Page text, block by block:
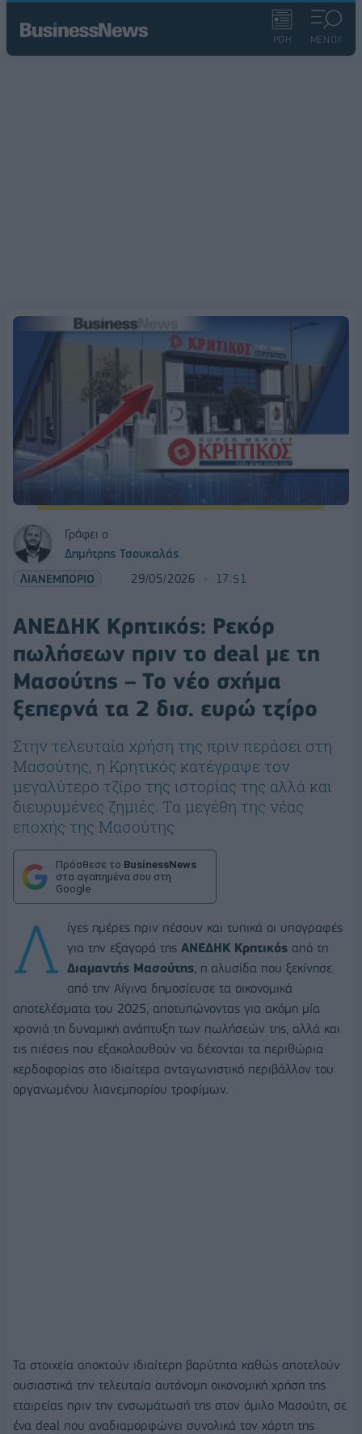
ΡΟΗ ΜΕΝΟΥ
Γράφει ο
Δημήτρης Τσουκαλάς
ΛΙΑΝΕΜΠΟΡΙΟ 29/05/2026 17:51
ΑΝΕΔΗΚ Κρητικός: Ρεκόρ
πωλήσεων πριν το deal με τη
Μασούτης – Το νέο σχήμα
ξεπερνά τα 2 δισ. ευρώ τζίρο
Στην τελευταία χρήση της πριν περάσει στη
Μασούτης, η Κρητικός κατέγραψε τον
μεγαλύτερο τζίρο της ιστορίας της αλλά και
διευρυμένες ζημιές. Τα μεγέθη της νέας
εποχής της Μασούτης
Πρόσθεσε το BusinessNews
στα αγαπημένα σου στη
Google
Λ
ίγες ημέρες πριν πέσουν και τυπικά οι υπογραφές
για την εξαγορά της ΑΝΕΔΗΚ Κρητικός από τη
Διαμαντής Μασούτης, η αλυσίδα που ξεκίνησε
από την Αίγινα δημοσίευσε τα οικονομικά
αποτελέσματα του 2025, αποτυπώνοντας για ακόμη μία
χρονιά τη δυναμική ανάπτυξη των πωλήσεών της, αλλά και
τις πιέσεις που εξακολουθούν να δέχονται τα περιθώρια
κερδοφορίας στο ιδιαίτερα ανταγωνιστικό περιβάλλον του
οργανωμένου λιανεμπορίου τροφίμων.
Τα στοιχεία αποκτούν ιδιαίτερη βαρύτητα καθώς αποτελούν
ουσιαστικά την τελευταία αυτόνομη οικονομική χρήση της
εταιρείας πριν την ενσωμάτωσή της στον όμιλο Μασούτη, σε
ένα deal που αναδιαμορφώνει συνολικά τον χάρτη της